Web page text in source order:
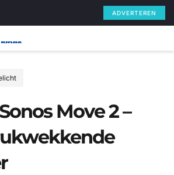
ADVERTEREN
Move 2 –